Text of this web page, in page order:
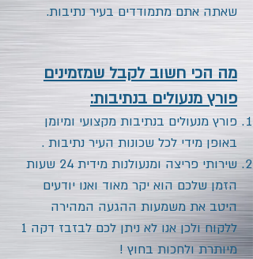
שאתה אתם מתמודדים בעיר נתיבות.
מה הכי חשוב לקבל שמזמינים
פורץ מנעולים בנתיבות:
פורץ מנעולים בנתיבות מקצועי ומיומן
באופן מידי לכל שכונות העיר נתיבות .
שירותי פריצה ומנעולנות מידית 24 שעות
הזמן שלכם הוא יקר מאוד ואנו יודעים
היטב את משמעות ההגעה המהירה
ללקוח ולכן אנו לא ניתן לכם לבזבז דקה 1
מיותרת ולחכות בחוץ !